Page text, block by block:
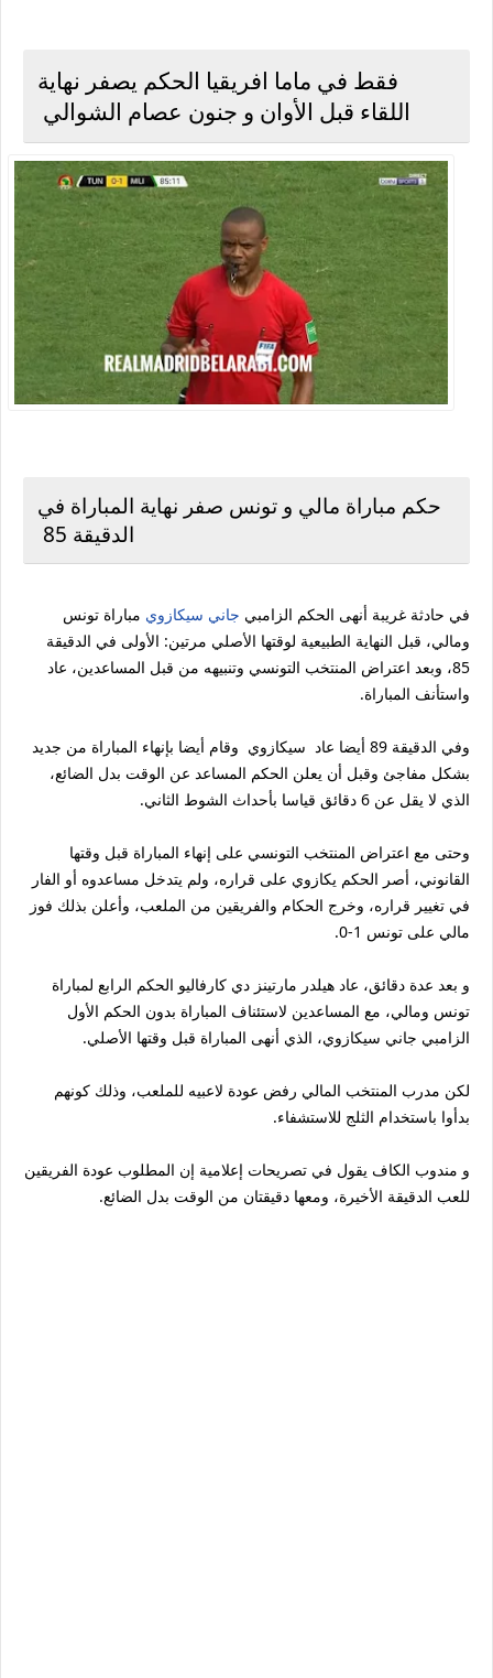
فقط في ماما افريقيا الحكم يصفر نهاية
اللقاء قبل الأوان و جنون عصام الشوالي
حكم مباراة مالي و تونس صفر نهاية المباراة في
الدقيقة 85
في حادثة غريبة أنهى الحكم الزامبي جاني سيكازوي مباراة تونس
ومالي، قبل النهاية الطبيعية لوقتها الأصلي مرتين: الأولى في الدقيقة
85، وبعد اعتراض المنتخب التونسي وتنبيهه من قبل المساعدين، عاد
واستأنف المباراة.
وفي الدقيقة 89 أيضا عاد سيكازوي وقام أيضا بإنهاء المباراة من جديد
بشكل مفاجئ وقبل أن يعلن الحكم المساعد عن الوقت بدل الضائع،
الذي لا يقل عن 6 دقائق قياسا بأحداث الشوط الثاني.
وحتى مع اعتراض المنتخب التونسي على إنهاء المباراة قبل وقتها
القانوني، أصر الحكم يكازوي على قراره، ولم يتدخل مساعدوه أو الفار
في تغيير قراره، وخرج الحكام والفريقين من الملعب، وأعلن بذلك فوز
مالي على تونس 1-0.
و بعد عدة دقائق، عاد هيلدر مارتينز دي كارفاليو الحكم الرابع لمباراة
تونس ومالي، مع المساعدين لاستئناف المباراة بدون الحكم الأول
الزامبي جاني سيكازوي، الذي أنهى المباراة قبل وقتها الأصلي.
لكن مدرب المنتخب المالي رفض عودة لاعبيه للملعب، وذلك كونهم
بدأوا باستخدام الثلج للاستشفاء.
و مندوب الكاف يقول في تصريحات إعلامية إن المطلوب عودة الفريقين
للعب الدقيقة الأخيرة، ومعها دقيقتان من الوقت بدل الضائع.